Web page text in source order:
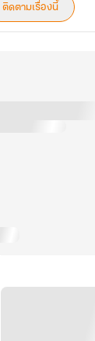
ติดตามเรื่องนี้